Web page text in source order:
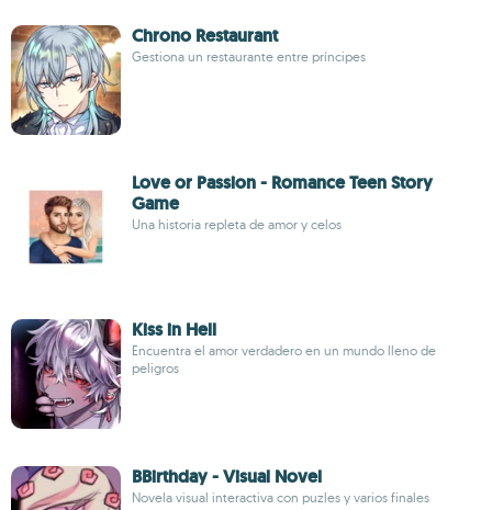
Chrono Restaurant
Gestiona un restaurante entre príncipes
Love or Passion - Romance Teen Story
Game
Una historia repleta de amor y celos
Kiss in Hell
Encuentra el amor verdadero en un mundo lleno de
peligros
BBirthday - Visual Novel
Novela visual interactiva con puzles y varios finales